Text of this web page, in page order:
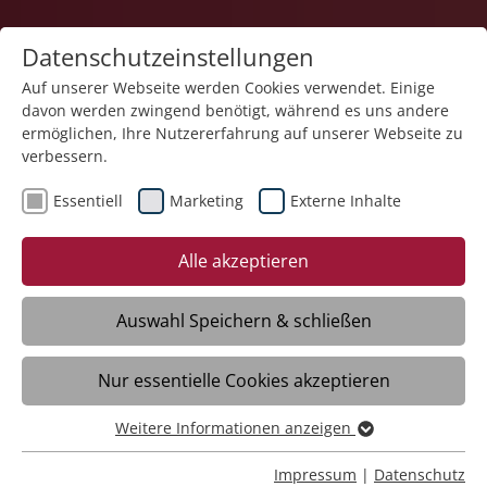
Karriere
21.07.2025
Stiftung Liebenau feiert
Gemeinschaft in Vielfalt
Meckenbeuren/Liebenau – 5000 Gäste
folgen der Einladung zum Fest für
Mitarbeitende und erleben eine „Reise
durch das Stiftungseuropa“. Sie kümmern
sich um ältere Menschen oder Menschen
Datenschutzeinstellungen
Auf unserer Webseite werden Cookies verwendet. Einige
davon werden zwingend benötigt, während es uns andere
ermöglichen, Ihre Nutzererfahrung auf unserer Webseite zu
verbessern.
Essentiell Marketing Externe Inhalte
Alle akzeptieren
Auswahl Speichern & schließen
Nur essentielle Cookies akzeptieren
Essentiell
Essentielle Cookies werden für grundlegende Funktionen
Weitere Informationen anzeigen
Impressum | Datenschutz